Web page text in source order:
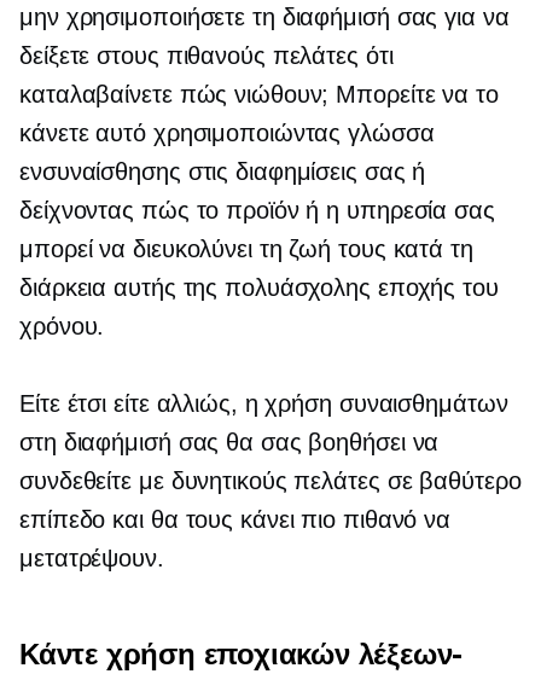
μην χρησιμοποιήσετε τη διαφήμισή σας για να
δείξετε στους πιθανούς πελάτες ότι
καταλαβαίνετε πώς νιώθουν; Μπορείτε να το
κάνετε αυτό χρησιμοποιώντας γλώσσα
ενσυναίσθησης στις διαφημίσεις σας ή
δείχνοντας πώς το προϊόν ή η υπηρεσία σας
μπορεί να διευκολύνει τη ζωή τους κατά τη
διάρκεια αυτής της πολυάσχολης εποχής του
χρόνου.
Είτε έτσι είτε αλλιώς, η χρήση συναισθημάτων
στη διαφήμισή σας θα σας βοηθήσει να
συνδεθείτε με δυνητικούς πελάτες σε βαθύτερο
επίπεδο και θα τους κάνει πιο πιθανό να
μετατρέψουν.
Κάντε χρήση εποχιακών λέξεων-